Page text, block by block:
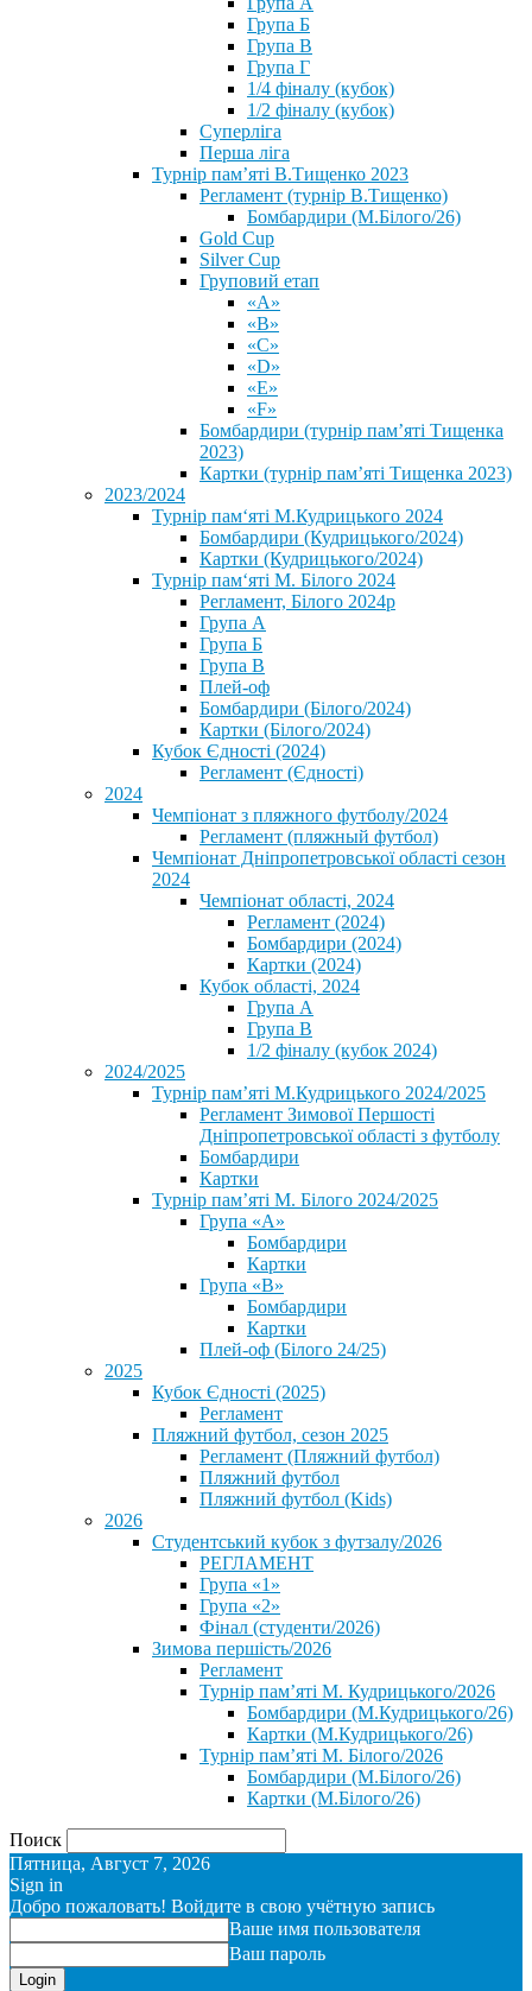
Група Б
Група В
Група Г
1/4 фіналу (кубок)
1/2 фіналу (кубок)
Суперліга
Перша ліга
Турнір пам’яті В.Тищенко 2023
Регламент (турнір В.Тищенко)
Бомбардири (М.Білого/26)
Gold Cup
Silver Cup
Груповий етап
«А»
«В»
«С»
«D»
«Е»
«F»
Бомбардири (турнір пам’яті Тищенка
2023)
Картки (турнір пам’яті Тищенка 2023)
2023/2024
⁨Турнір пам‘яті М.Кудрицького 2024
Бомбардири (Кудрицького/2024)
Картки (Кудрицького/2024)
⁨Турнір пам‘яті М. Білого 2024⁩
Регламент, Білого 2024р
Група А
Група Б
Група В
Плей-оф
Бомбардири (Білого/2024)
Картки (Білого/2024)
Кубок Єдності (2024)
Регламент (Єдності)
2024
Чемпіонат з пляжного футболу/2024
Регламент (пляжный футбол)
Чемпіонат Дніпропетровської області сезон
2024
Чемпіонат області, 2024
Регламент (2024)
Бомбардири (2024)
Картки (2024)
Кубок області, 2024
Група А
Група В
1/2 фіналу (кубок 2024)
2024/2025
Турнір пам’яті М.Кудрицького 2024/2025
Регламент Зимової Першості
Дніпропетровської області з футболу
Бомбардири
Картки
Турнір пам’яті М. Білого 2024/2025
Група «А»
Бомбардири
Картки
Група «В»
Бомбардири
Картки
Плей-оф (Білого 24/25)
2025
Кубок Єдності (2025)
Регламент
Пляжний футбол, сезон 2025
Регламент (Пляжний футбол)
Пляжний футбол
Пляжний футбол (Kids)
2026
Студентський кубок з футзалу/2026
РЕГЛАМЕНТ
Група «1»
Група «2»
Фінал (студенти/2026)
⁨Зимова першість/2026⁩
Регламент
Турнір пам’яті М. Кудрицького/2026
Бомбардири (М.Кудрицького/26)
Картки (М.Кудрицького/26)
Турнір пам’яті М. Білого/2026
Бомбардири (М.Білого/26)
Картки (М.Білого/26)
Поиск
Пятница, Август 7, 2026
Sign in
Добро пожаловать! Войдите в свою учётную запись
Ваше имя пользователя
Ваш пароль